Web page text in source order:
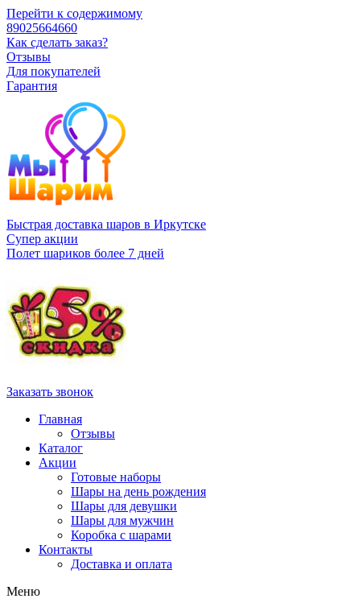
Перейти к содержимому
89025664660
Как сделать заказ?
Отзывы
Для покупателей
Гарантия
Быстрая доставка шаров в Иркутске
Супер акции
Полет шариков более 7 дней
Заказать звонок
Главная
Отзывы
Каталог
Акции
Готовые наборы
Шары на день рождения
Шары для девушки
Шары для мужчин
Коробка с шарами
Контакты
Доставка и оплата
Меню